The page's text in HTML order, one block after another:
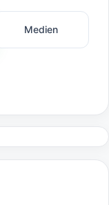
Medien